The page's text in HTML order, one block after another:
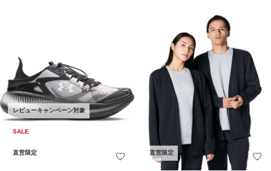
レビューキャンペーン対象
SALE
直営限定 直営限定